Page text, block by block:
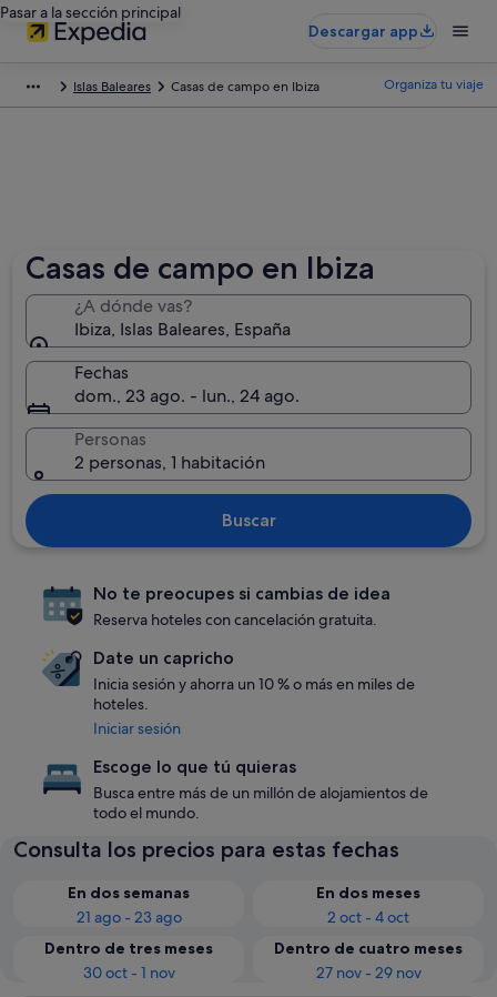
Pasar a la sección principal
Descargar app
Islas Baleares Casas de campo en Ibiza Organiza tu viaje
Casas de campo en Ibiza
¿A dónde vas?
Ibiza, Islas Baleares, España
Fechas
dom., 23 ago. - lun., 24 ago.
Personas
2 personas, 1 habitación
Buscar
No te preocupes si cambias de idea
Reserva hoteles con cancelación gratuita.
Date un capricho
Inicia sesión y ahorra un 10 % o más en miles de
hoteles.
Iniciar sesión
Escoge lo que tú quieras
Busca entre más de un millón de alojamientos de
todo el mundo.
Consulta los precios para estas fechas
En dos semanas
21 ago - 23 ago
En dos meses
2 oct - 4 oct
Dentro de tres meses
30 oct - 1 nov
Dentro de cuatro meses
27 nov - 29 nov